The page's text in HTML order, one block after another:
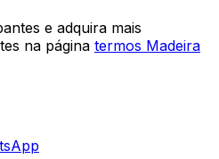
e adquira mais
na página termos Madeira